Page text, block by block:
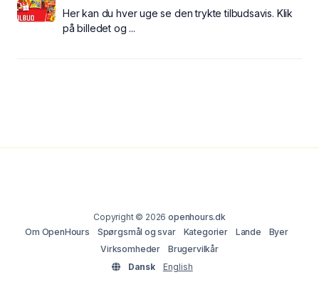
Her kan du hver uge se den trykte tilbudsavis. Klik
på billedet og ...
Copyright © 2026openhours.dk
Om OpenHours
Spørgsmål og svar Kategorier Lande
Byer
Virksomheder
Brugervilkår
Dansk
English